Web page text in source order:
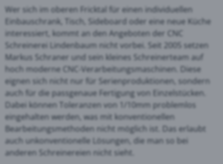
Wer sich im oberen Fricktal für einen individuellen
Einbauschrank, Tisch, Sideboard oder eine neue Küche
interessiert, kommt an den Angeboten der CNC
Schreinerei Lindenbaum nicht vorbei. Seit 2005 setzen
Markus Schraner und sein kleines Schreinerteam auf
hoch moderne CNC-Verarbeitungsmaschinen. Diese
eignen sich nicht nur für Serienproduktionen, sondern
auch für die passgenaue Fertigung von Einzelstücken.
Dabei können Toleranzen von 1/10mm problemlos
eingehalten werden, was mit konventionellen
Bearbeitungsmethoden nicht möglich ist. Das erlaubt
auch unkonventionelle Lösungen, die man so bei
anderen Schreinereien nicht sieht.